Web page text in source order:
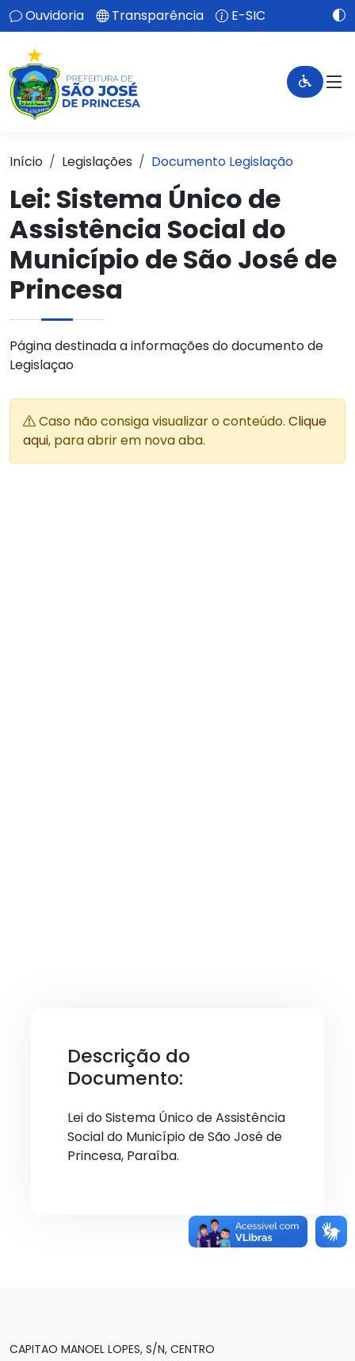
Ouvidoria Transparência E-SIC
Início Legislações Documento Legislação
Lei: Sistema Único de
Assistência Social do
Município de São José de
Princesa
Página destinada a informações do documento de
Legislaçao
Caso não consiga visualizar o conteúdo. Clique
aqui, para abrir em nova aba.
Descrição do
Documento:
Lei do Sistema Único de Assistência
Social do Município de São José de
Princesa, Paraíba.
CAPITAO MANOEL LOPES, S/N, CENTRO